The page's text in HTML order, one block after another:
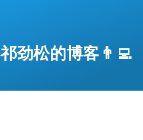
祁劲松的博客👨‍💻